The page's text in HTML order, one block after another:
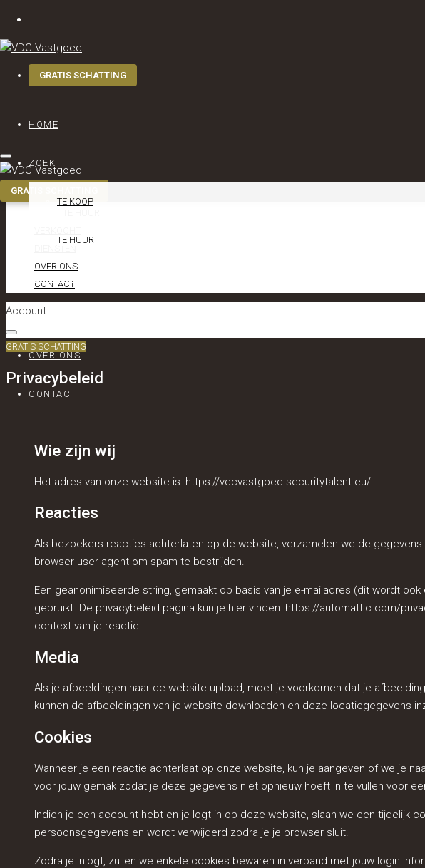
GRATIS SCHATTING
HOME
ZOEK
TE KOOP
TE HUUR
VERKOCHT
DIENSTEN
OVER ONS
CONTACT
HOME
ZOEK
OVER ONS
CONTACT
Account
GRATIS SCHATTING
Privacybeleid
Wie zijn wij
Het adres van onze website is: https://vdcvastgoed.securitytalent.eu/.
Reacties
Als bezoekers reacties achterlaten op de website, verzamelen we de
browser user agent om spam te bestrijden.
Een geanonimiseerde string, gemaakt op basis van je e-mailadres (dit wordt
gebruikt. De privacybeleid pagina kun je hier vinden: https://automattic.com/
context van je reactie.
Media
Als je afbeeldingen naar de website upload, moet je voorkomen dat je
kunnen de afbeeldingen van je website downloaden en deze locatiegegevens
Cookies
Wanneer je een reactie achterlaat op onze website, kun je aangeven of we je
voor jouw gemak zodat je deze gegevens niet opnieuw hoeft in te vullen voor
Indien je een account hebt en je logt in op deze website, slaan we een
persoonsgegevens en wordt verwijderd zodra je je browser sluit.
Zodra je inlogt, zullen we enkele cookies bewaren in verband met jouw login